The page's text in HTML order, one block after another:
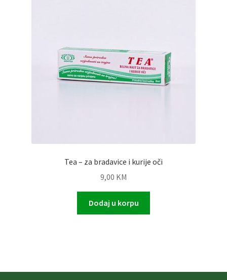
Tea – za bradavice i kurije oči
9,00 KM
Dodaj u korpu